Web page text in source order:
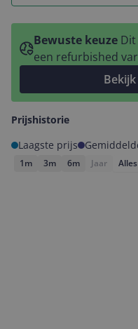
Bewuste keuze
een refurbished
Prijshistorie
Laagste prijs
1m 3m 6m Jaar Alles